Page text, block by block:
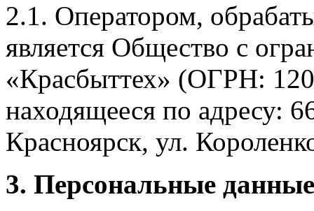
2.1. Оператором,
является Общество с
«Красбыттех» (ОГРН:
находящееся по адресу:
Красноярск, ул.
3. Персональные